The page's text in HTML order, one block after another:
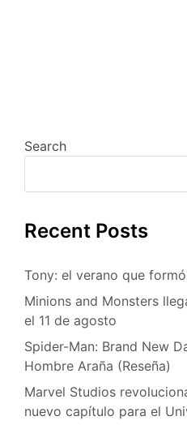
Search
Recent Posts
Tony: el verano que
Minions and Monsters
el 11 de agosto
Spider-Man: Brand New
Hombre Araña (Reseña)
Marvel Studios
nuevo capítulo para el